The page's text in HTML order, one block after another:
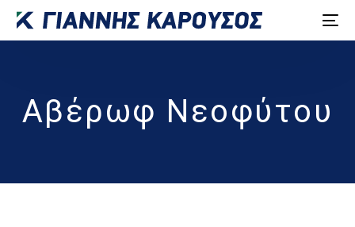
Αβέρωφ Νεοφύτου